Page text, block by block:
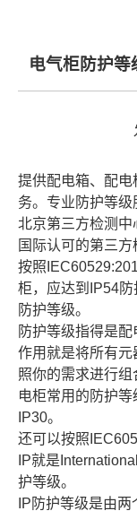
电气柜防护
提供配电箱、配
务。专业防护等级
北京第三方检测
国际认可的第三方
按照
柜，应达到IP54
防护等级。
防护等级指得是
作用就是将所有
照你的需求进行
电柜常用的防护
IP30。
还可以按照
IP就是
护等级。
IP防护等级是由两